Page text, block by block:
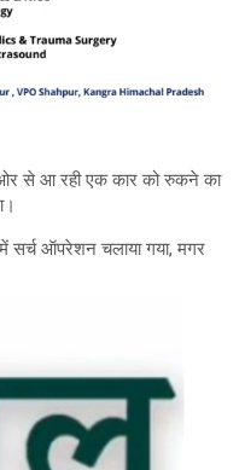
ओर से आ रही एक कार को रुकने का
सर्च ऑपरेशन चलाया गया, मगर